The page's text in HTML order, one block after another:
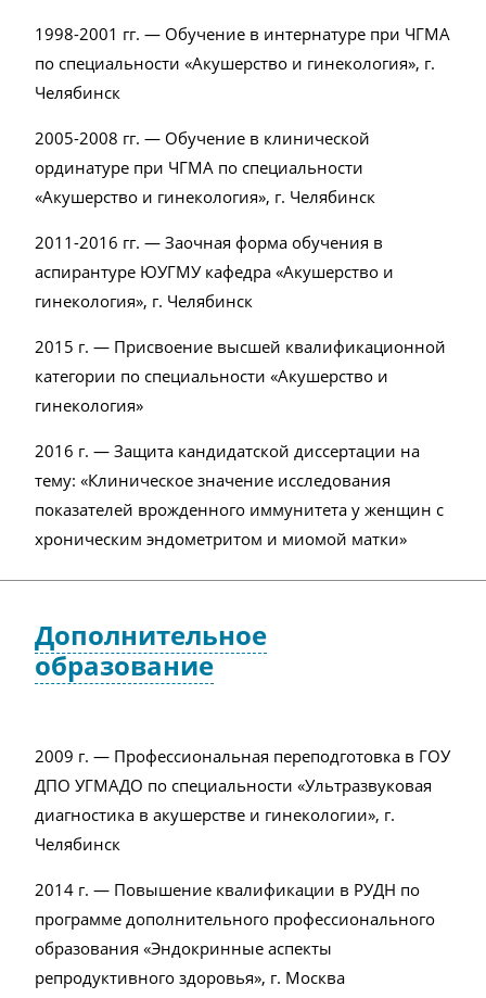
1998-2001 гг. — Обучение в интернатуре при ЧГМА
по специальности «Акушерство и гинекология», г.
Челябинск
2005-2008 гг. — Обучение в клинической
ординатуре при ЧГМА по специальности
«Акушерство и гинекология», г. Челябинск
2011-2016 гг. — Заочная форма обучения в
аспирантуре ЮУГМУ кафедра «Акушерство и
гинекология», г. Челябинск
2015 г. — Присвоение высшей квалификационной
категории по специальности «Акушерство и
гинекология»
2016 г. — Защита кандидатской диссертации на
тему: «Клиническое значение исследования
показателей врожденного иммунитета у женщин с
хроническим эндометритом и миомой матки»
Дополнительное
образование
2009 г. — Профессиональная переподготовка в ГОУ
ДПО УГМАДО по специальности «Ультразвуковая
диагностика в акушерстве и гинекологии», г.
Челябинск
2014 г. — Повышение квалификации в РУДН по
программе дополнительного профессионального
образования «Эндокринные аспекты
репродуктивного здоровья», г. Москва